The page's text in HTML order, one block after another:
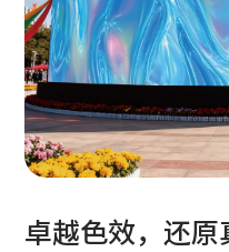
卓越色效，还原